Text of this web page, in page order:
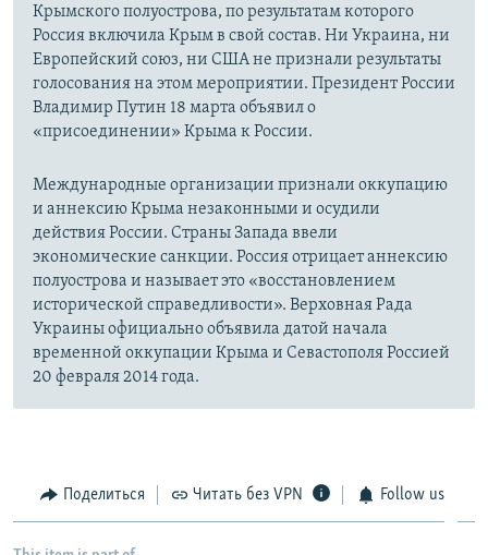
Крымского полуострова, по результатам которого
Россия включила Крым в свой состав. Ни Украина, ни
Европейский союз, ни США не признали результаты
голосования на этом мероприятии. Президент России
Владимир Путин 18 марта объявил о
«присоединении» Крыма к России.
Международные организации признали оккупацию
и аннексию Крыма незаконными и осудили
действия России. Страны Запада ввели
экономические санкции. Россия отрицает аннексию
полуострова и называет это «восстановлением
исторической справедливости». Верховная Рада
Украины официально объявила датой начала
временной оккупации Крыма и Севастополя Россией
20 февраля 2014 года.
Поделиться Читать без VPN Follow us